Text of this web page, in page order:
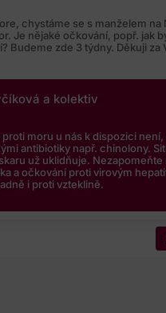
chystáme se s manželem na
Je nějaké očkování, popř. jak
Budeme zde 3 týdny. Děkuji za
a kolektiv
moru u nás k dispozici
antibiotiky např. chinolony.
už uklidňuje.
a očkování proti virovým
i proti vzteklině.